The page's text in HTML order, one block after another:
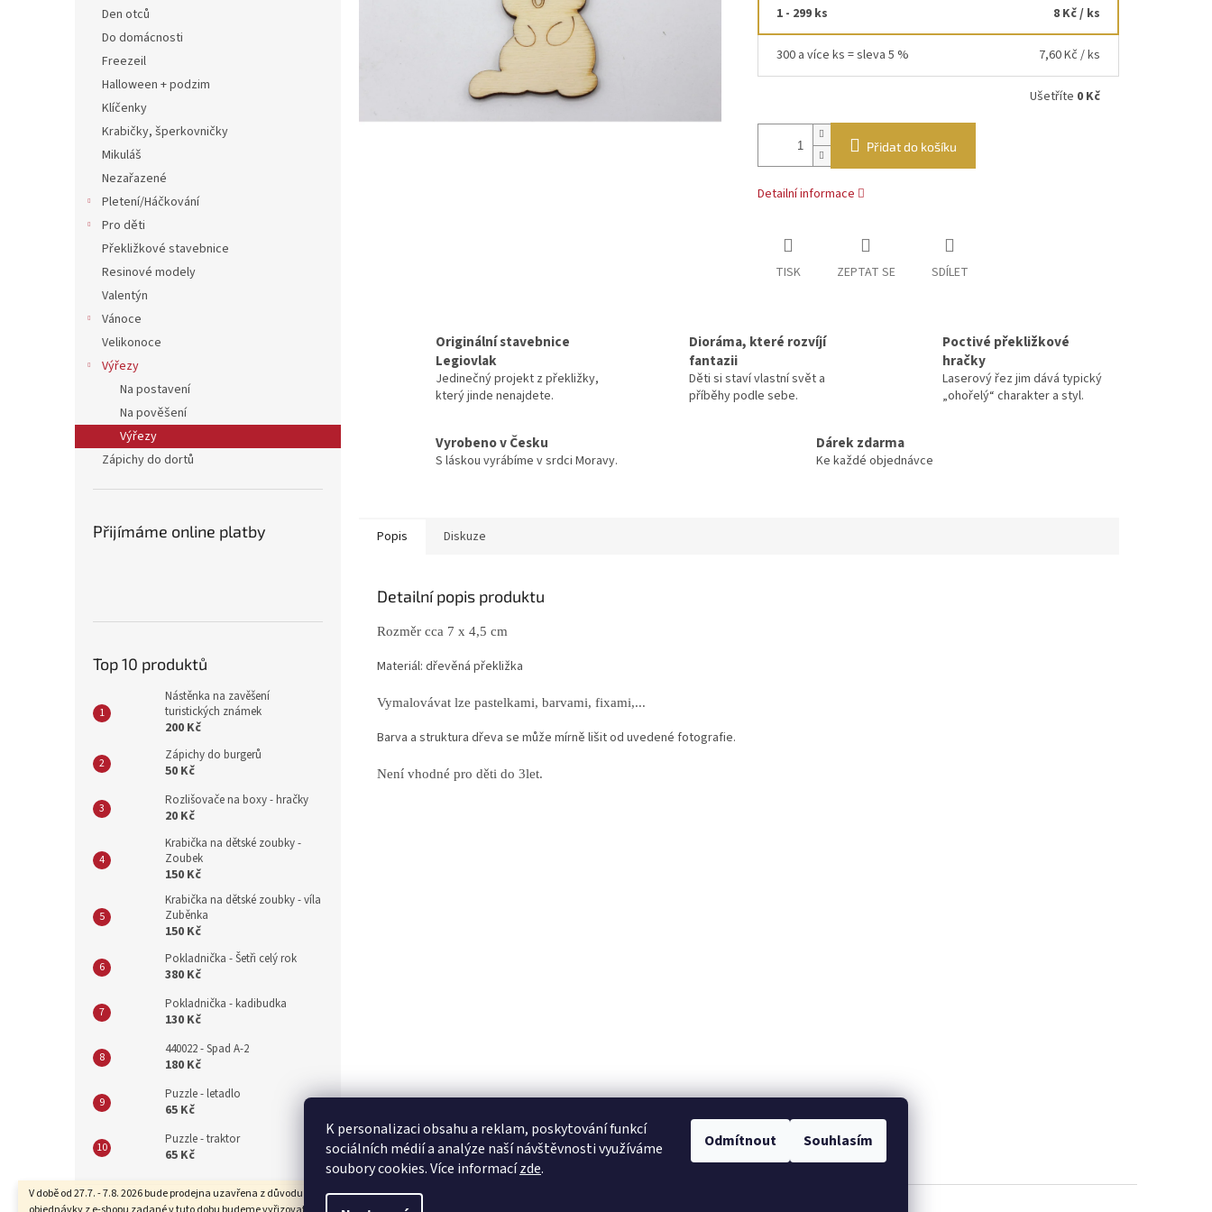
K personalizaci obsahu a reklam, poskytování funkcí
sociálních médií a analýze naší návštěvnosti využíváme
soubory cookies. Více informacízde.
Odmítnout Souhlasím
V době od 27.7. - 7.8. 2026 bude prodejna uzavřena z důvodu dovolené. Také
Den otců
Do domácnosti
Freezeil
Halloween + podzim
Klíčenky
Krabičky, šperkovničky
Mikuláš
Nezařazené
Pletení/Háčkování
Pro děti
Překližkové stavebnice
Resinové modely
Valentýn
Vánoce
Velikonoce
Výřezy
Na postavení
Na pověšení
Výřezy
Zápichy do dortů
Přijímáme online platby
Top 10 produktů
Nástěnka na zavěšení
turistických známek
200 Kč
Zápichy do burgerů
50 Kč
Rozlišovače na boxy - hračky
20 Kč
Krabička na dětské zoubky -
Zoubek
150 Kč
Krabička na dětské zoubky - víla
Zuběnka
150 Kč
Pokladnička - Šetři celý rok
380 Kč
Pokladnička - kadibudka
130 Kč
440022 - Spad A-2
180 Kč
Puzzle - letadlo
65 Kč
Puzzle - traktor
65 Kč
1 - 299 ks 8 Kč/ ks
300 a více ks = sleva 5 % 7,60 Kč / ks
Ušetříte 0 Kč
Přidat do košíku
Detailní informace
TISK ZEPTAT SE SDÍLET
Originální stavebnice
Legiovlak
Jedinečný projekt z překližky,
který jinde nenajdete.
Dioráma, které rozvíjí
fantazii
Děti si staví vlastní svět a
příběhy podle sebe.
Poctivé překližkové
hračky
Laserový řez jim dává typický
„ohořelý“ charakter a styl.
Vyrobeno v Česku
S láskou vyrábíme v srdci Moravy.
Dárek zdarma
Ke každé objednávce
Popis Diskuze
Detailní popis produktu
Rozměr cca 7 x 4,5 cm
Materiál: dřevěná překližka
Vymalovávat lze pastelkami, barvami, fixami,...
Barva a struktura dřeva se může mírně lišit od uvedené fotografie.
Není vhodné pro děti do 3let.